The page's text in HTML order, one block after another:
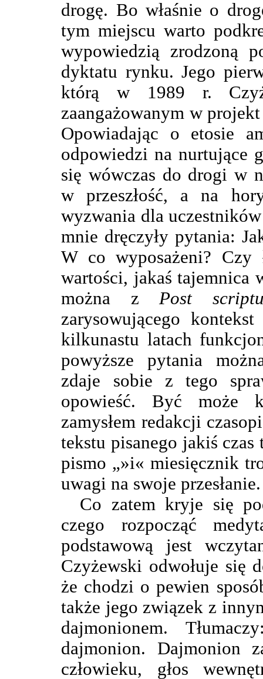
drogę. Bo właśnie o
tym miejscu warto
wypowiedzią zrodzoną
dyktatu rynku. Jego
którą w 1989 r.
zaangażowanym w
Opowiadając o etosie
odpowiedzi na nurtujące
się wówczas do drogi w
w przeszłość, a na
wyzwania dla
mnie dręczyły pytania:
W co wyposażeni? Czy
wartości, jakaś tajemnica
można zPost
zarysowującego
kilkunastu latach
powyższe pytania
zdaje sobie z tego
opowieść. Być może
zamysłem redakcji
tekstu pisanego jakiś
pismo „»i« miesięcznik
uwagi na swoje przesłanie.
Co zatem kryje się
czego rozpocząć
podstawową jest
Czyżewski odwołuje się
że chodzi o pewien
także jego związek z
dajmonionem.
dajmonion. Dajmonion
człowieku, głos